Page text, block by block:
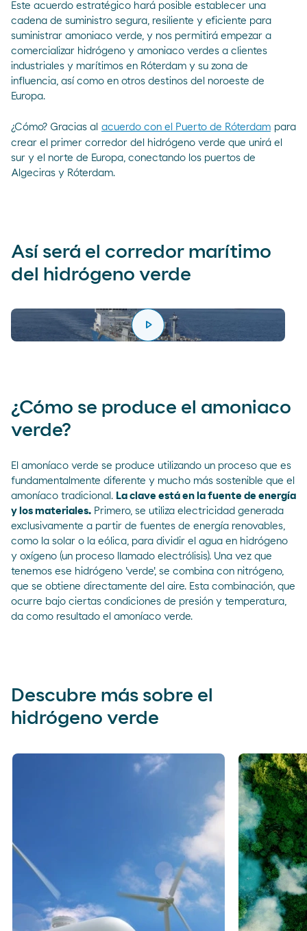
Este acuerdo estratégico hará posible establecer una
cadena de suministro segura, resiliente y eficiente para
suministrar amoniaco verde, y nos permitirá empezar a
comercializar hidrógeno y amoniaco verdes a clientes
industriales y marítimos en Róterdam y su zona de
influencia, así como en otros destinos del noroeste de
Europa.
¿Cómo? Gracias al acuerdo con el Puerto de Róterdam para
crear el primer corredor del hidrógeno verde que unirá el
sur y el norte de Europa, conectando los puertos de
Algeciras y Róterdam.
Así será el corredor marítimo
del hidrógeno verde
play_arrow
reproducir
¿Cómo se produce el amoniaco
verde?
El amoníaco verde se produce utilizando un proceso que es
fundamentalmente diferente y mucho más sostenible que el
amoníaco tradicional. La clave está en la fuente de energía
y los materiales. Primero, se utiliza electricidad generada
exclusivamente a partir de fuentes de energía renovables,
como la solar o la eólica, para dividir el agua en hidrógeno
y oxígeno (un proceso llamado electrólisis). Una vez que
tenemos ese hidrógeno 'verde', se combina con nitrógeno,
que se obtiene directamente del aire. Esta combinación, que
ocurre bajo ciertas condiciones de presión y temperatura,
da como resultado el amoníaco verde.
Descubre más sobre el
hidrógeno verde